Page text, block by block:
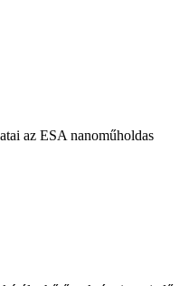
az ESA nanoműholdas